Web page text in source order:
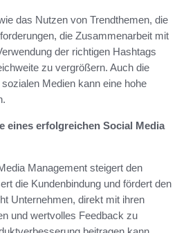
das Nutzen von Trendthemen, die
die Zusammenarbeit mit
der richtigen Hashtags
zu vergrößern. Auch die
Medien kann eine hohe
eines erfolgreichen Social Media
Management steigert den
die Kundenbindung und fördert den
Unternehmen, direkt mit ihren
und wertvolles Feedback zu